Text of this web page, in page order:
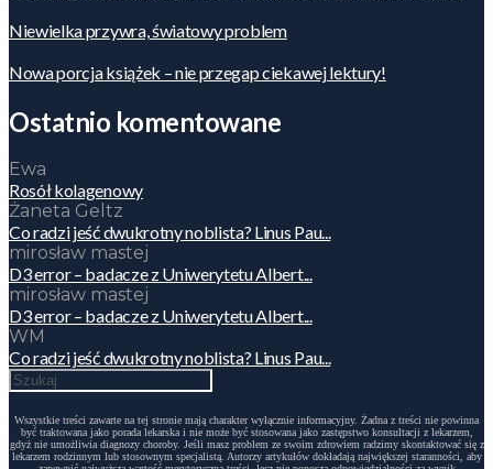
Niewielka przywra, światowy problem
Nowa porcja książek – nie przegap ciekawej lektury!
Ostatnio komentowane
Ewa
Rosół kolagenowy
Żaneta Geltz
Co radzi jeść dwukrotny noblista? Linus Pau...
mirosław mastej
D3 error – badacze z Uniwerytetu Albert...
mirosław mastej
D3 error – badacze z Uniwerytetu Albert...
WM
Co radzi jeść dwukrotny noblista? Linus Pau...
Wszystkie treści zawarte na tej stronie mają charakter wyłącznie informacyjny. Żadna z treści nie powinna
być traktowana jako porada lekarska i nie może być stosowana jako zastępstwo konsultacji z lekarzem,
gdyż nie umożliwia diagnozy choroby. Jeśli masz problem ze swoim zdrowiem radzimy skontaktować się z
lekarzem rodzinnym lub stosownym specjalistą. Autorzy artykułów dokładają największej staranności, aby